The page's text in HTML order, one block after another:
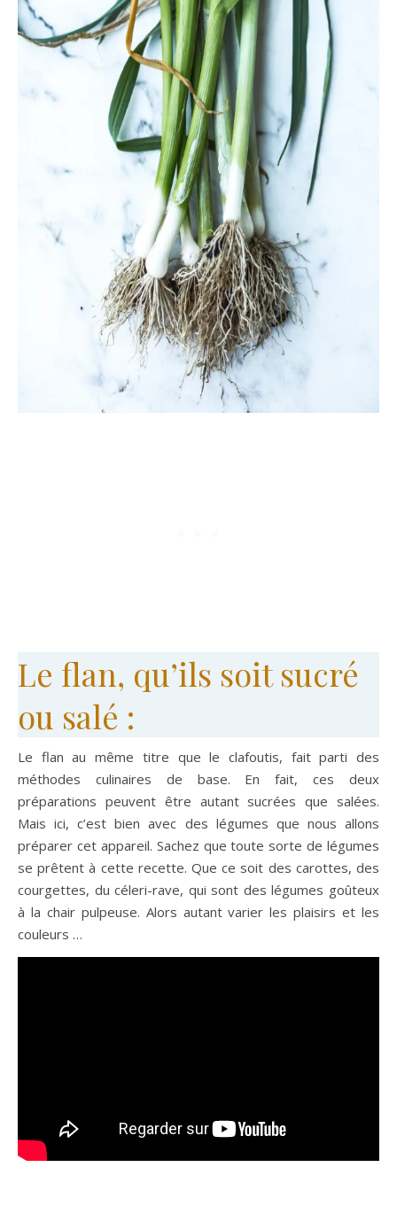
Le flan, qu’ils soit sucré
ou salé :
Le flan au même titre que le clafoutis, fait parti des
méthodes culinaires de base. En fait, ces deux
préparations peuvent être autant sucrées que salées.
Mais ici, c’est bien avec des légumes que nous allons
préparer cet appareil. Sachez que toute sorte de légumes
se prêtent à cette recette. Que ce soit des carottes, des
courgettes, du céleri-rave, qui sont des légumes goûteux
à la chair pulpeuse. Alors autant varier les plaisirs et les
couleurs …